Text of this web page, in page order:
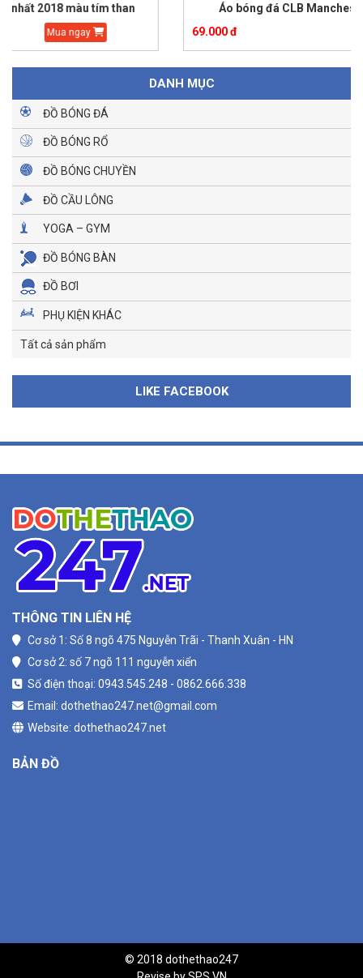
Áo bóng đá CLB Manchester United màu đen 2018
69.000 đ
DANH MỤC
ĐỒ BÓNG ĐÁ
ĐỒ BÓNG RỔ
ĐỒ BÓNG CHUYỀN
ĐỒ CẦU LÔNG
YOGA – GYM
ĐỒ BÓNG BÀN
ĐỒ BƠI
PHỤ KIỆN KHÁC
Tất cả sản phẩm
LIKE FACEBOOK
THÔNG TIN LIÊN HỆ
Cơ sở 1: Số 8 ngõ 475 Nguyễn Trãi - Thanh Xuân - HN
Cơ sở 2: số 7 ngõ 111 nguyễn xiển
Số điện thoại: 0943.545.248 - 0862.666.338
Email: dothethao247.net@gmail.com
Website: dothethao247.net
BẢN ĐỒ
© 2018 dothethao247